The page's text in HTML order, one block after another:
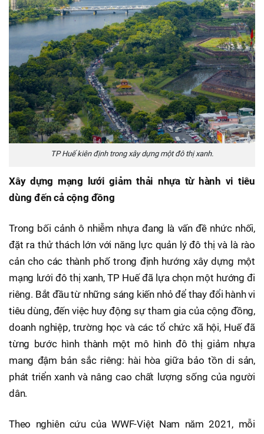
TP Huế kiên định trong xây dựng một đô thị xanh.
Xây dựng mạng lưới giảm thải nhựa từ hành vi tiêu
dùng đến cả cộng đồng
Trong bối cảnh ô nhiễm nhựa đang là vấn đề nhức nhối,
đặt ra thử thách lớn với năng lực quản lý đô thị và là rào
cản cho các thành phố trong định hướng xây dựng một
mạng lưới đô thị xanh, TP Huế đã lựa chọn một hướng đi
riêng. Bắt đầu từ những sáng kiến nhỏ để thay đổi hành vi
tiêu dùng, đến việc huy động sự tham gia của cộng đồng,
doanh nghiệp, trường học và các tổ chức xã hội, Huế đã
từng bước hình thành một mô hình đô thị giảm nhựa
mang đậm bản sắc riêng: hài hòa giữa bảo tồn di sản,
phát triển xanh và nâng cao chất lượng sống của người
dân.
Theo nghiên cứu của WWF-Việt Nam năm 2021, mỗi